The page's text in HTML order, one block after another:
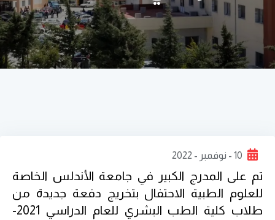
10 - نوفمبر - 2022
تم على المدرج الكبير في جامعة الأندلس الخاصة
للعلوم الطبية الاحتفال بتخريج دفعة جديدة من
طلاب كلية الطب البشري للعام الدراسي 2021-